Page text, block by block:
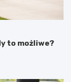
to możliwe?